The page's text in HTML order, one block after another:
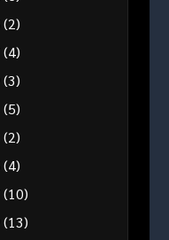
(2)
(4)
(3)
(5)
(2)
(4)
(10)
(13)